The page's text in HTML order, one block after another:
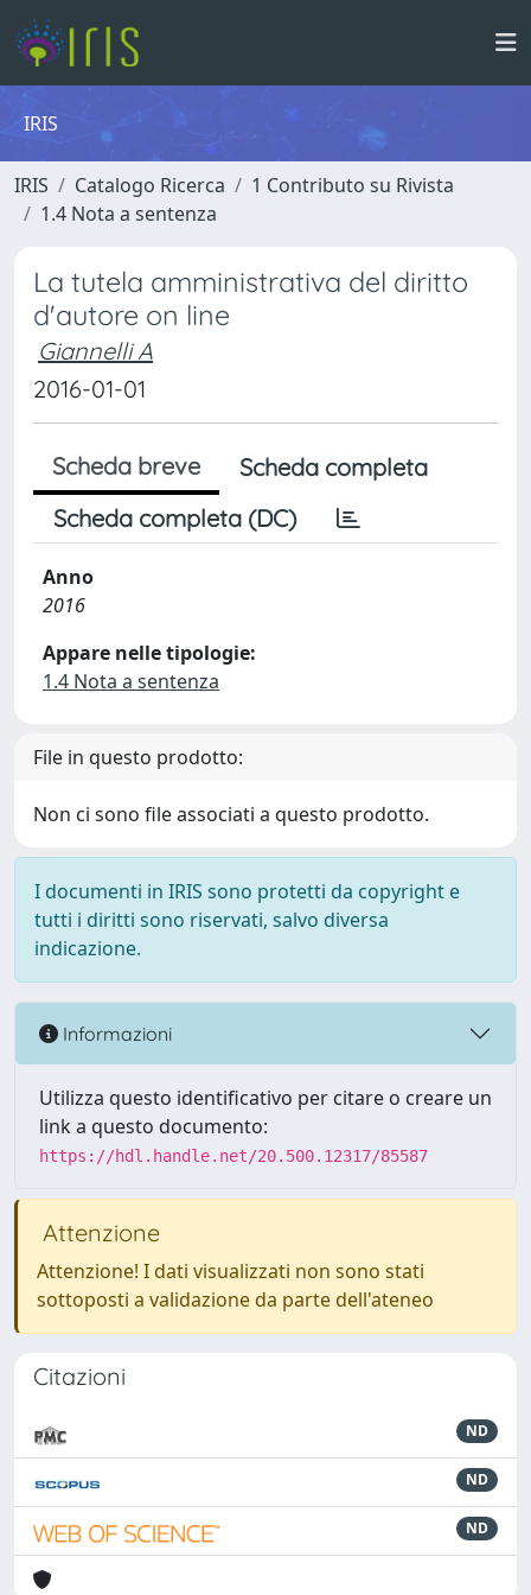
IRIS
IRIS Catalogo Ricerca
1 Contributo su Rivista
1.4 Nota a sentenza
La tutela amministrativa del diritto
d'autore on line
Giannelli A
2016-01-01
Scheda breve
Scheda completa
Scheda completa (DC)
Anno
2016
Appare nelle tipologie:
1.4 Nota a sentenza
File in questo prodotto:
Non ci sono file associati a questo prodotto.
I documenti in IRIS sono protetti da copyright e
tutti i diritti sono riservati, salvo diversa
indicazione.
Informazioni
Utilizza questo identificativo per citare o creare un
link a questo documento:
https://hdl.handle.net/20.500.12317/85587
Attenzione
Attenzione! I dati visualizzati non sono stati
sottoposti a validazione da parte dell'ateneo
Citazioni
ND
ND
ND